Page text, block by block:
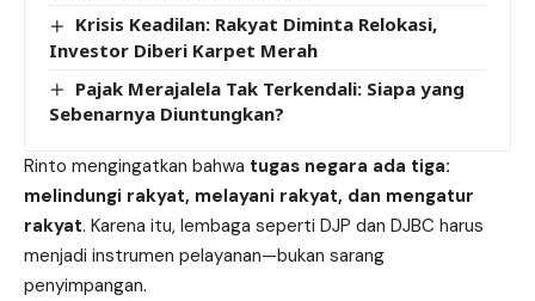
Krisis Keadilan: Rakyat Diminta Relokasi,
Investor Diberi Karpet Merah
Pajak Merajalela Tak Terkendali: Siapa yang
Sebenarnya Diuntungkan?
Rinto mengingatkan bahwa tugas negara ada tiga:
melindungi rakyat, melayani rakyat, dan mengatur
rakyat. Karena itu, lembaga seperti DJP dan DJBC harus
menjadi instrumen pelayanan—bukan sarang
penyimpangan.